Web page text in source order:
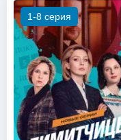
1-8 серия